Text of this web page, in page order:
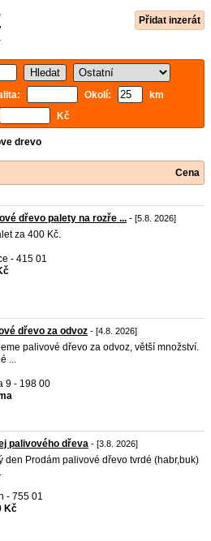
Přidat inzerát
Okolí:
km
Kč
drevo
Cena
dřevo palety na rozře ... - [5.8. 2026]
za 400 Kč.
- 415 01
dřevo za odvoz - [4.8. 2026]
palivové dřevo za odvoz, větší množství.
...
9 - 198 00
palivového dřeva - [3.8. 2026]
den Prodám palivové dřevo tvrdé (habr,buk)
- 755 01
Kč